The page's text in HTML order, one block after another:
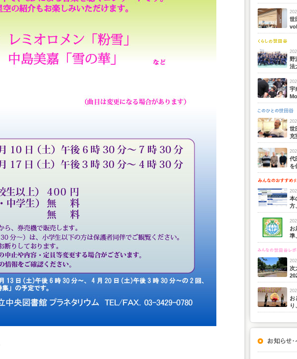
世
野
法
宇
世
充
代
を
本
方
お
準
次
お
り